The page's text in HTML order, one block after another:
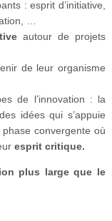
: esprit d’initiative,
…
autour de projets
de leur organisme
de l’innovation : la
idées qui s’appuie
convergente où
esprit critique.
plus large que le